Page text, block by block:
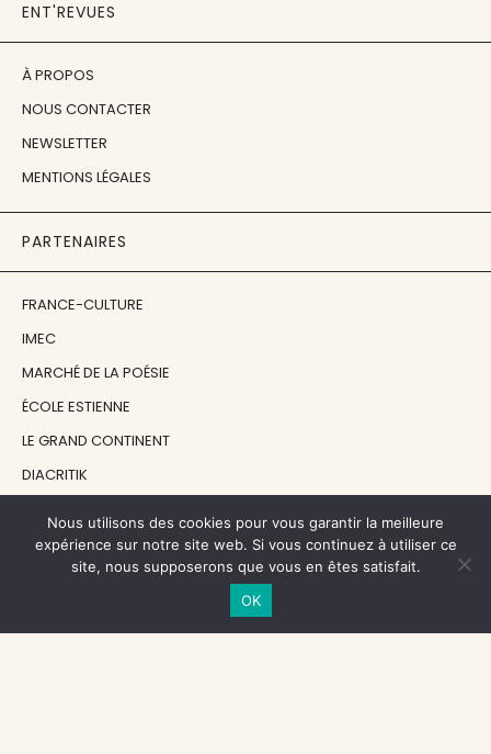
ENT'REVUES
À PROPOS
NOUS CONTACTER
NEWSLETTER
MENTIONS LÉGALES
PARTENAIRES
FRANCE-CULTURE
IMEC
MARCHÉ DE LA POÉSIE
ÉCOLE ESTIENNE
LE GRAND CONTINENT
DIACRITIK
NOS SOUTIENS
CENTRE NATIONAL DU LIVRE
Nous utilisons des cookies pour vous garantir la meilleure
expérience sur notre site web. Si vous continuez à utiliser ce
site, nous supposerons que vous en êtes satisfait.
OK